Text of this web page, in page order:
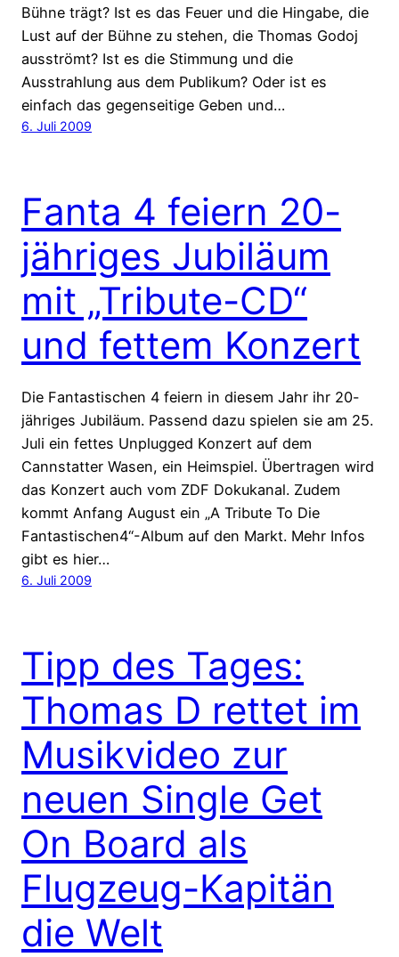
Bühne trägt? Ist es das Feuer und die Hingabe, die
Lust auf der Bühne zu stehen, die Thomas Godoj
ausströmt? Ist es die Stimmung und die
Ausstrahlung aus dem Publikum? Oder ist es
einfach das gegenseitige Geben und…
6. Juli 2009
Fanta 4 feiern 20-
jähriges Jubiläum
mit „Tribute-CD“
und fettem Konzert
Die Fantastischen 4 feiern in diesem Jahr ihr 20-
jähriges Jubiläum. Passend dazu spielen sie am 25.
Juli ein fettes Unplugged Konzert auf dem
Cannstatter Wasen, ein Heimspiel. Übertragen wird
das Konzert auch vom ZDF Dokukanal. Zudem
kommt Anfang August ein „A Tribute To Die
Fantastischen4“-Album auf den Markt. Mehr Infos
gibt es hier…
6. Juli 2009
Tipp des Tages:
Thomas D rettet im
Musikvideo zur
neuen Single Get
On Board als
Flugzeug-Kapitän
die Welt